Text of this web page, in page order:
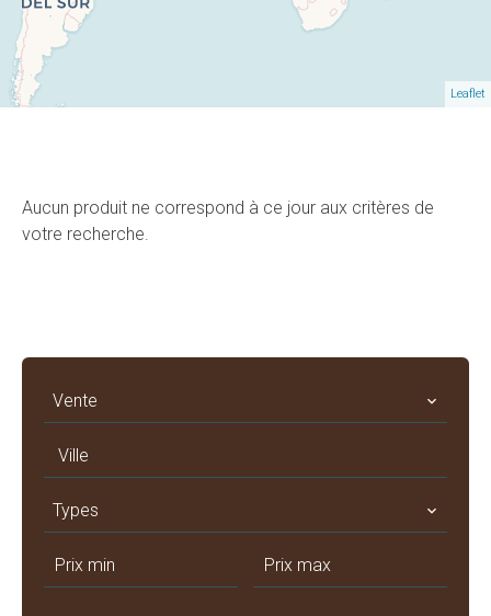
Leaflet
Aucun produit ne correspond à ce jour aux critères de
votre recherche.
Vente
Ville
Types